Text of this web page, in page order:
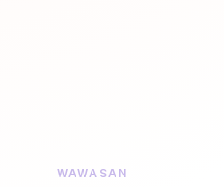
WAWASAN